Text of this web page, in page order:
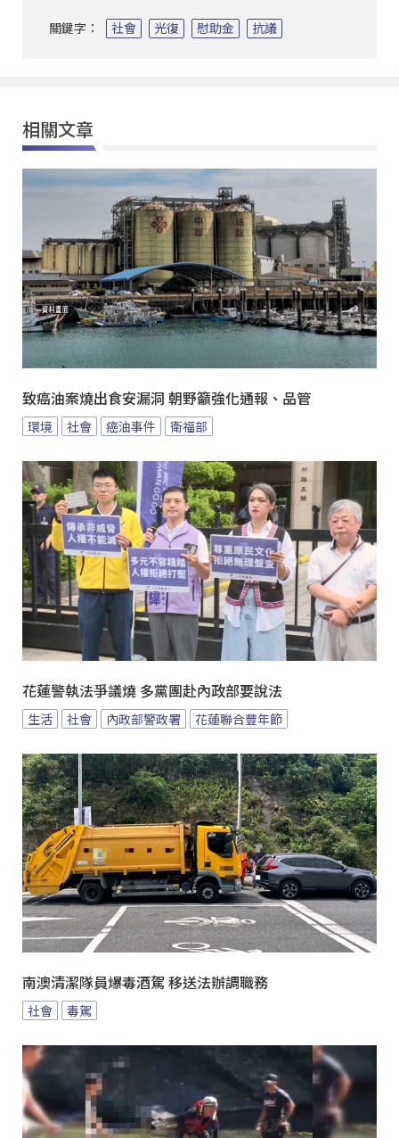
關鍵字： 社會 光復 慰助金 抗議
相關文章
致癌油案燒出食安漏洞 朝野籲強化通報、品管
環境 社會 癌油事件 衛福部
花蓮警執法爭議燒 多黨團赴內政部要說法
生活 社會 內政部警政署 花蓮聯合豐年節
南澳清潔隊員爆毒酒駕 移送法辦調職務
社會 毒駕